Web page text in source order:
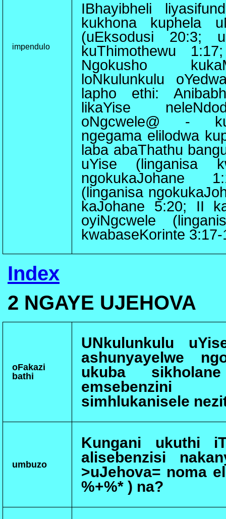
impendulo
IBhayibheli
kukhona kuphela
(uEksodusi 20:3;
kuThimothewu
Ngokusho
loNkulunkulu
lapho ethi:
likaYise
oNgcwele@ -
ngegama elilodwa
laba abaThathu
uYise (linganisa
ngokukaJohane
(linganisa
kaJohane 5:20; II
oyiNgcwele
kwabaseKorinte
Index
2 NGAYE UJEHOVA
oFakazi
bathi
UNkulunkulu
ashunyayelwe
ukuba
emsebenzini
simhlukanisele
umbuzo
Kungani ukuthi
alisebenzisi
>uJehova= noma
%+%* ) na?